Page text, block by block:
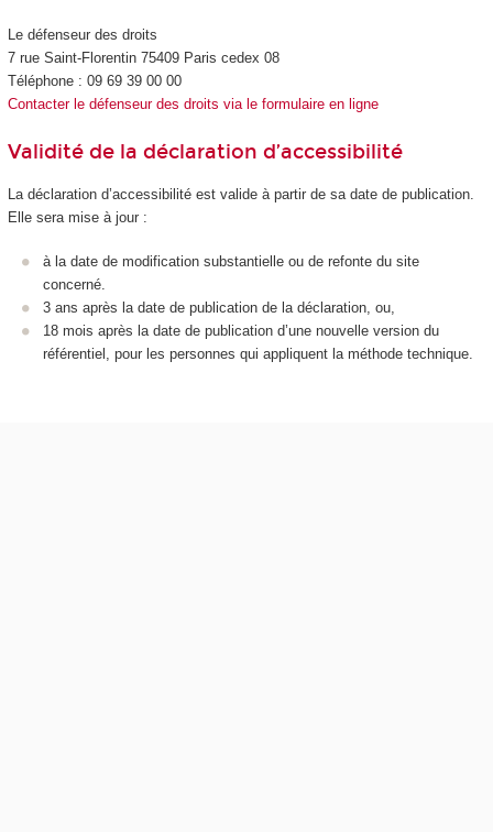
Le défenseur des droits
7 rue Saint-Florentin 75409 Paris cedex 08
Téléphone : 09 69 39 00 00
Contacter le défenseur des droits via le formulaire en ligne
Validité de la déclaration d’accessibilité
La déclaration d’accessibilité est valide à partir de sa date de publication.
Elle sera mise à jour :
à la date de modification substantielle ou de refonte du site
concerné.
3 ans après la date de publication de la déclaration, ou,
18 mois après la date de publication d’une nouvelle version du
référentiel, pour les personnes qui appliquent la méthode technique.